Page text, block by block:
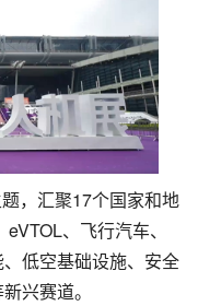
，汇聚17个国家和地
、飞行汽车、
低空基础设施、安全
兴赛道。